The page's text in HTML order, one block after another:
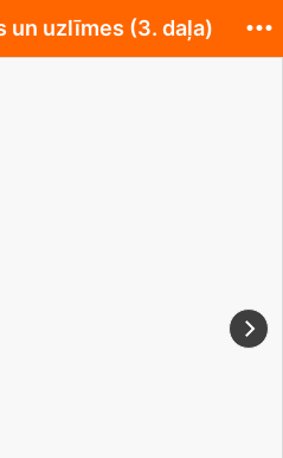
un uzlīmes (3. daļa)